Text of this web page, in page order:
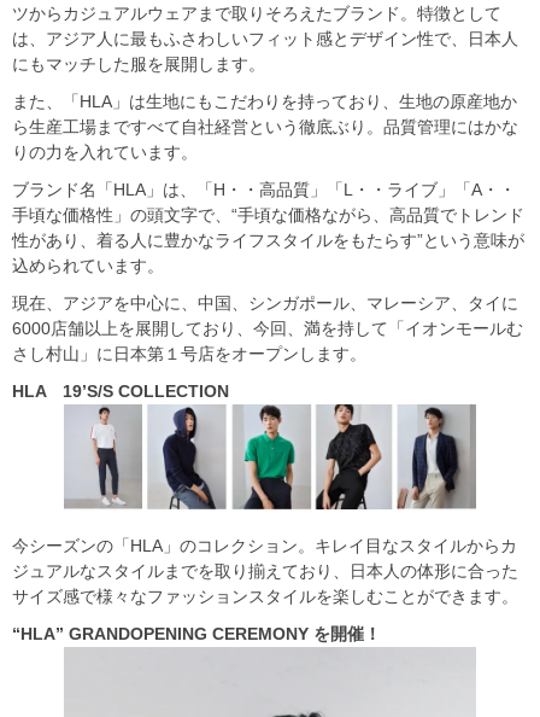
ツからカジュアルウェアまで取りそろえたブランド。特徴として
は、アジア人に最もふさわしいフィット感とデザイン性で、日本人
にもマッチした服を展開します。
また、「HLA」は生地にもこだわりを持っており、生地の原産地か
ら生産工場まですべて自社経営という徹底ぶり。品質管理にはかな
りの力を入れています。
ブランド名「HLA」は、「H・・高品質」「L・・ライブ」「A・・
手頃な価格性」の頭文字で、“手頃な価格ながら、高品質でトレンド
性があり、着る人に豊かなライフスタイルをもたらす”という意味が
込められています。
現在、アジアを中心に、中国、シンガポール、マレーシア、タイに
6000店舗以上を展開しており、今回、満を持して「イオンモールむ
さし村山」に日本第１号店をオープンします。
HLA19’S/S COLLECTION
今シーズンの「HLA」のコレクション。キレイ目なスタイルからカ
ジュアルなスタイルまでを取り揃えており、日本人の体形に合った
サイズ感で様々なファッションスタイルを楽しむことができます。
“HLA” GRANDOPENING CEREMONY を開催！